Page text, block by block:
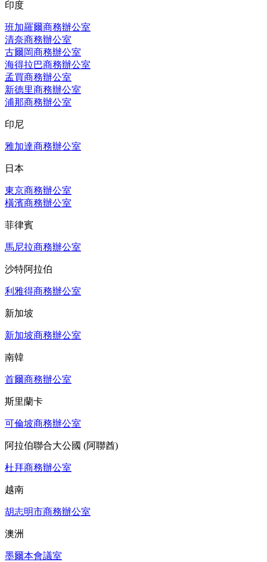
印度
班加羅爾商務辦公室
清奈商務辦公室
古爾岡商務辦公室
海得拉巴商務辦公室
孟買商務辦公室
新德里商務辦公室
浦那商務辦公室
印尼
雅加達商務辦公室
日本
東京商務辦公室
橫濱商務辦公室
菲律賓
馬尼拉商務辦公室
沙特阿拉伯
利雅得商務辦公室
新加坡
新加坡商務辦公室
南韓
首爾商務辦公室
斯里蘭卡
可倫坡商務辦公室
阿拉伯聯合大公國 (阿聯酋)
杜拜商務辦公室
越南
胡志明市商務辦公室
澳洲
墨爾本會議室